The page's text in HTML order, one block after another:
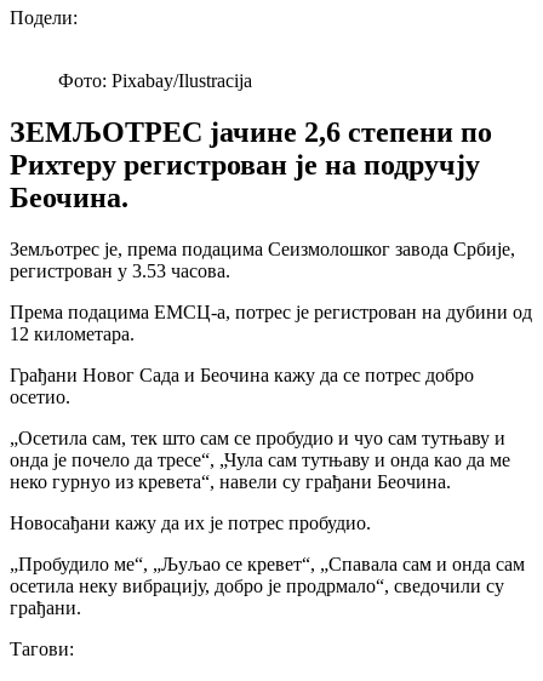
Подели:
Фото: Pixabay/Ilustracija
ЗЕМЉОТРЕС јачине 2,6 степени по
Рихтеру регистрован је на подручју
Беочина.
Земљотрес је, према подацима Сеизмолошког завода Србије,
регистрован у 3.53 часова.
Према подацима ЕМСЦ-а, потрес је регистрован на дубини од
12 километара.
Грађани Новог Сада и Беочина кажу да се потрес добро
осетио.
„Осетила сам, тек што сам се пробудио и чуо сам тутњаву и
онда је почело да тресе“, „Чула сам тутњаву и онда као да ме
неко гурнуо из кревета“, навели су грађани Беочина.
Новосађани кажу да их је потрес пробудио.
„Пробудило ме“, „Љуљао се кревет“, „Спавала сам и онда сам
осетила неку вибрацију, добро је продрмало“, сведочили су
грађани.
Тагови: